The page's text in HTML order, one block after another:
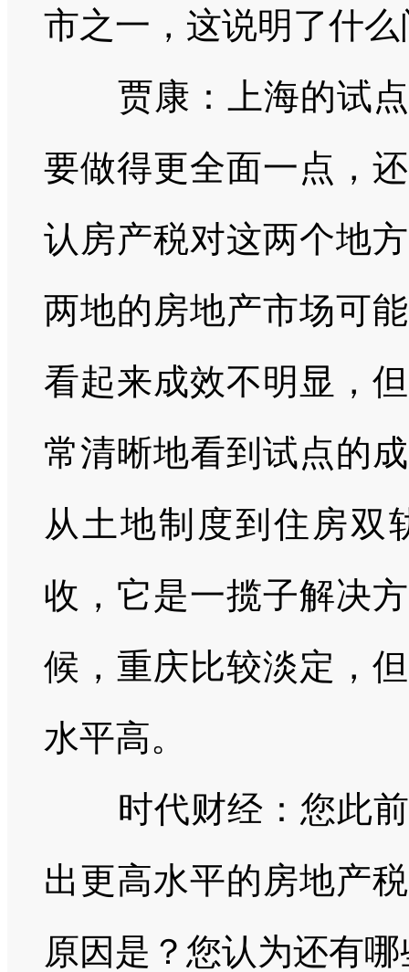
市之一，这说明了什
贾康：上海的试
要做得更全面一点，
认房产税对这两个地
两地的房地产市场可
看起来成效不明显，
常清晰地看到试点的
从土地制度到住房双
收，它是一揽子解决
候，重庆比较淡定，
水平高。
时代财经：您此
出更高水平的房地产
原因是？您认为还有